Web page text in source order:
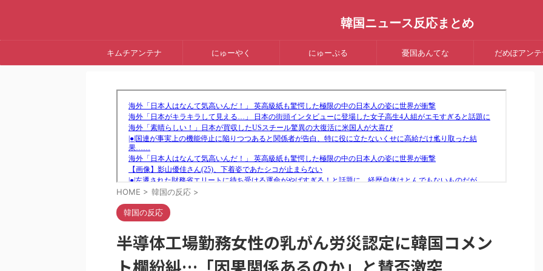
韓国ニュース反応まとめ
キムチアンテナ にゅーやく にゅーぷる 憂国あんてな だめぽアンテ
HOME > 韓国の反応 >
韓国の反応
半導体工場勤務女性の乳がん労災認定に韓国コメン